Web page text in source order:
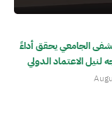
الجامعي يحقق أداءً
لنيل الاعتماد الدولي